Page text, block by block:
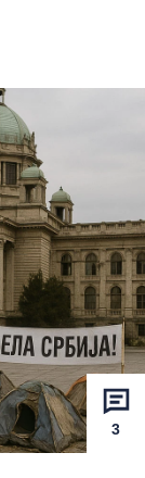
3